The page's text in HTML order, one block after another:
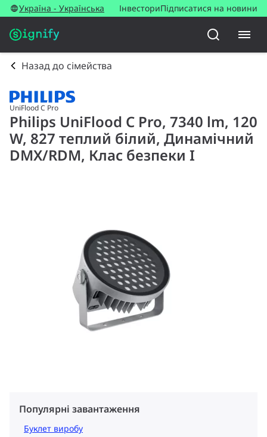
Україна - Українська ІнвесториПідписатися на новини
Назад до сімейства
UniFlood C Pro
Philips UniFlood C Pro, 7340 lm, 120
W, 827 теплий білий, Динамічний
DMX/RDM, Клас безпеки I
Популярні завантаження
Буклет виробу